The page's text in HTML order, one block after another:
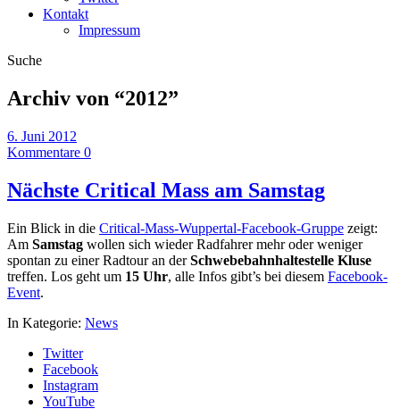
Kontakt
Impressum
Suche
Archiv von “2012”
6. Juni 2012
Kommentare 0
Nächste Critical Mass am Samstag
Ein Blick in die Critical-Mass-Wuppertal-Facebook-Gruppe zeigt:
Am Samstag wollen sich wieder Radfahrer mehr oder weniger
spontan zu einer Radtour an derSchwebebahnhaltestelle Kluse
treffen. Los geht um 15 Uhr, alle Infos gibt’s bei diesem Facebook-
Event.
In Kategorie: News
Twitter
Facebook
Instagram
YouTube